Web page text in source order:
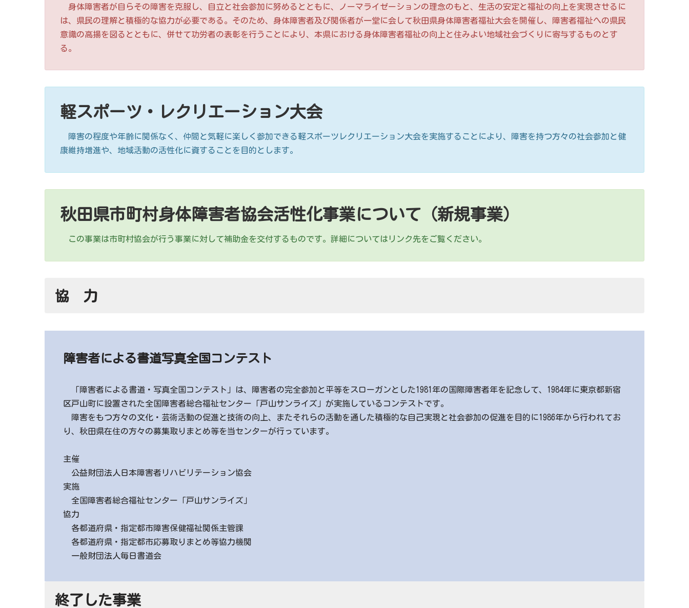
身体障害者が自らその障害を克服し、自立と社会参加に努めるとともに、ノーマライゼーションの理念のもと、生活の安定と福祉の向上を実現させるに
は、県民の理解と積極的な協力が必要である。そのため、身体障害者及び関係者が一堂に会して秋田県身体障害者福祉大会を開催し、障害者福祉への県民
意識の高揚を図るとともに、併せて功労者の表彰を行うことにより、本県における身体障害者福祉の向上と住みよい地域社会づくりに寄与するものとす
る。
軽スポーツ・レクリエーション大会
障害の程度や年齢に関係なく、仲間と気軽に楽しく参加できる軽スポーツレクリエーション大会を実施することにより、障害を持つ方々の社会参加と健
康維持増進や、地域活動の活性化に資することを目的とします。
秋田県市町村身体障害者協会活性化事業について（新規事業）
この事業は市町村協会が行う事業に対して補助金を交付するものです。詳細についてはリンク先をご覧ください。
協 力
障害者による書道写真全国コンテスト
「障害者による書道・写真全国コンテスト」は、障害者の完全参加と平等をスローガンとした1981年の国際障害者年を記念して、1984年に東京都新宿
区戸山町に設置された全国障害者総合福祉センター「戸山サンライズ」が実施しているコンテストです。
障害をもつ方々の文化・芸術活動の促進と技術の向上、またそれらの活動を通した積極的な自己実現と社会参加の促進を目的に1986年から行われてお
り、秋田県在住の方々の募集取りまとめ等を当センターが行っています。
主催
公益財団法人日本障害者リハビリテーション協会
実施
全国障害者総合福祉センター「戸山サンライズ」
協力
各都道府県・指定都市障害保健福祉関係主管課
各都道府県・指定都市応募取りまとめ等協力機関
一般財団法人毎日書道会
終了した事業